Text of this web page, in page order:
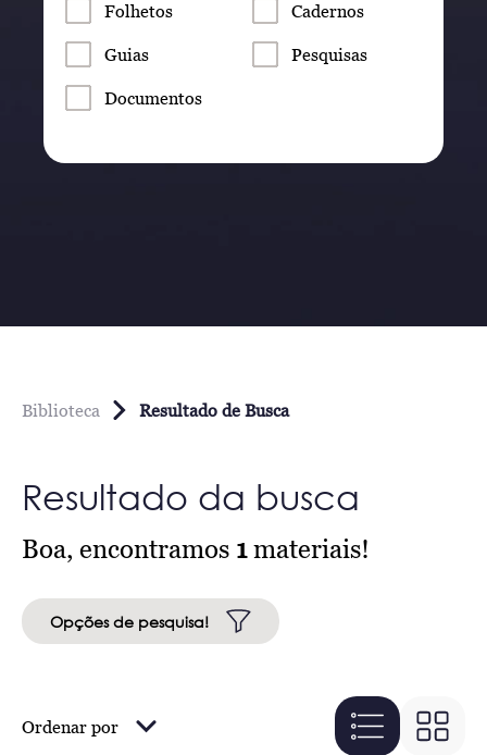
Folhetos Cadernos
Guias Pesquisas
Documentos
Biblioteca Resultado de Busca
Resultado da busca
Boa, encontramos 1materiais!
Opções de pesquisa!
Ordenar por